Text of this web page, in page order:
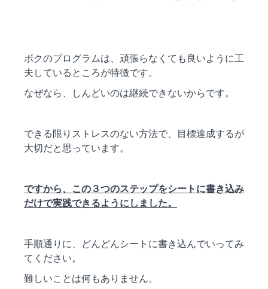
ボクのプログラムは、頑張らなくても良いように工
夫しているところが特徴です。
なぜなら、しんどいのは継続できないからです。
できる限りストレスのない方法で、目標達成するが
大切だと思っています。
ですから、この３つのステップをシートに書き込み
だけで実践できるようにしました。
手順通りに、どんどんシートに書き込んでいってみ
てください。
難しいことは何もありません。